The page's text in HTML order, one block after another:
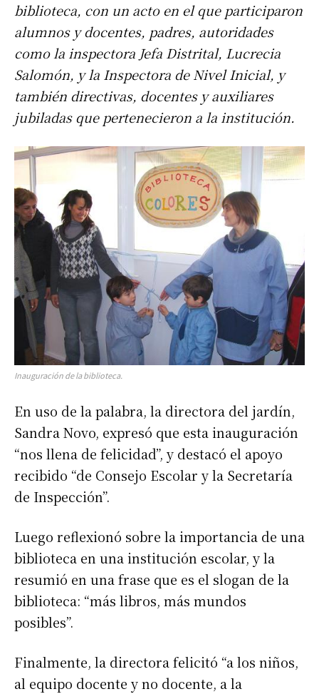
biblioteca, con un acto en el que participaron
alumnos y docentes, padres, autoridades
como la inspectora Jefa Distrital, Lucrecia
Salomón, y la Inspectora de Nivel Inicial, y
también directivas, docentes y auxiliares
jubiladas que pertenecieron a la institución.
Inauguración de la biblioteca.
En uso de la palabra, la directora del jardín,
Sandra Novo, expresó que esta inauguración
“nos llena de felicidad”, y destacó el apoyo
recibido “de Consejo Escolar y la Secretaría
de Inspección”.
Luego reflexionó sobre la importancia de una
biblioteca en una institución escolar, y la
resumió en una frase que es el slogan de la
biblioteca: “más libros, más mundos
posibles”.
Finalmente, la directora felicitó “a los niños,
al equipo docente y no docente, a la